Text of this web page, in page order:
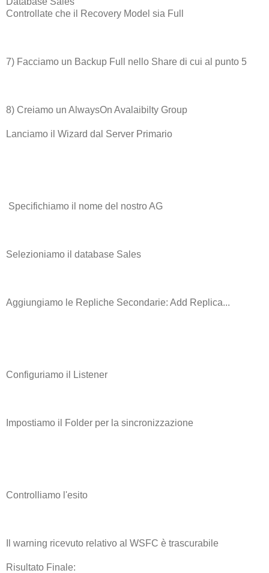
Controllate che il Recovery Model sia Full
7) Facciamo un Backup Full nello Share di cui al punto 5
8) Creiamo un AlwaysOn Avalaibilty Group
Lanciamo il Wizard dal Server Primario
Specifichiamo il nome del nostro AG
Selezioniamo il database Sales
Aggiungiamo le Repliche Secondarie: Add Replica...
Configuriamo il Listener
Impostiamo il Folder per la sincronizzazione
Controlliamo l'esito
Il warning ricevuto relativo al WSFC è trascurabile
Risultato Finale: